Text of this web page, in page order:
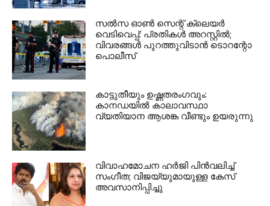
സൽസ ഓൺ സെന്റ് ക്ലെയർ
വെടിവെപ്പ്: പ്രതികൾ അറസ്റ്റിൽ;
വിവരങ്ങൾ പുറത്തുവിടാൻ ടൊറന്റോ
പൊലീസ്
കാട്ടുതീയും ഉഷ്ണതരംഗവും:
കാനഡയിൽ കാലാവസ്ഥാ
വ്യതിയാന ആശങ്ക വീണ്ടും ഉയരുന്നു
വിവാഹമോചന ഹർജി പിൻവലിച്ച്
സംഗീത; വിജയ്‌യുമായുള്ള കേസ്
അവസാനിപ്പിച്ചു